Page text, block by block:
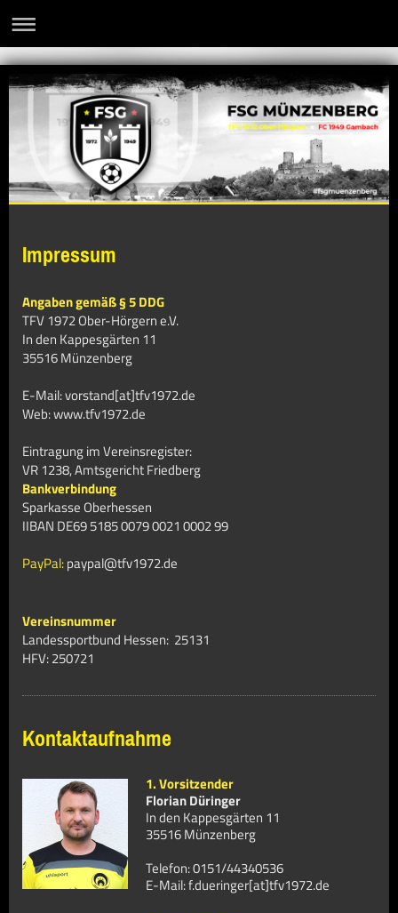
Impressum
Angaben gemäß § 5 DDG
TFV 1972 Ober-Hörgern e.V.
In den Kappesgärten 11
35516 Münzenberg
E-Mail: vorstand[at]tfv1972.de
Web: www.tfv1972.de
Eintragung im Vereinsregister:
VR 1238, Amtsgericht Friedberg
Bankverbindung
Sparkasse Oberhessen
IIBAN DE69 5185 0079 0021 0002 99
PayPal:paypal@tfv1972.de
Vereinsnummer
Landessportbund Hessen: 25131
HFV:250721
Kontaktaufnahme
1. Vorsitzender
Florian Düringer
In den Kappesgärten 11
35516 Münzenberg
Telefon: 0151/44340536
E-Mail: f.dueringer[at]tfv1972.de